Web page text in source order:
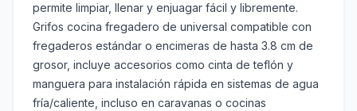
permite limpiar, llenar y enjuagar fácil y libremente.
Grifos cocina fregadero de universal compatible con
fregaderos estándar o encimeras de hasta 3.8 cm de
grosor, incluye accesorios como cinta de teflón y
manguera para instalación rápida en sistemas de agua
fría/caliente, incluso en caravanas o cocinas